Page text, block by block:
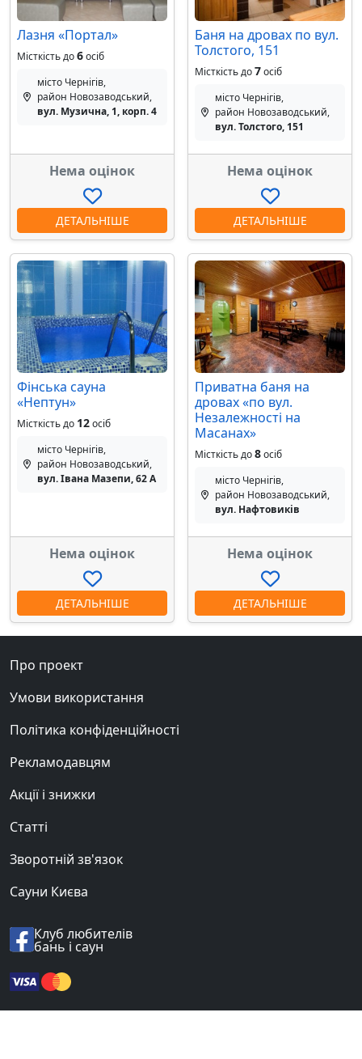
Лазня «Портал»
Місткість до6осіб
місто Чернігів,
район Новозаводський,
вул. Музична, 1, корп. 4
Нема оцінок
ДЕТАЛЬНІШЕ
Баня на дровах по вул.
Толстого, 151
Місткість до7осіб
місто Чернігів,
район Новозаводський,
вул. Толстого, 151
Нема оцінок
ДЕТАЛЬНІШЕ
Фінська сауна
«Нептун»
Місткість до 12осіб
місто Чернігів,
район Новозаводський,
вул. Івана Мазепи, 62 А
Нема оцінок
ДЕТАЛЬНІШЕ
Приватна баня на
дровах «по вул.
Незалежності на
Масанах»
Місткість до8осіб
місто Чернігів,
район Новозаводський,
вул. Нафтовиків
Нема оцінок
ДЕТАЛЬНІШЕ
Про проект
Умови використання
Політика конфіденційності
Рекламодавцям
Акції і знижки
Статті
Зворотній зв'язок
Сауни Києва
Клуб любителів
бань і саун
© 2012-2026 «BANI.UA».